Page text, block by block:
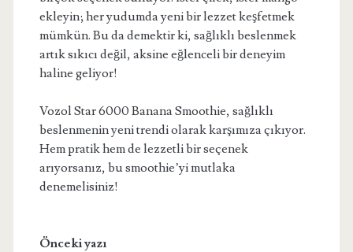
ekleyin; her yudumda yeni bir lezzet keşfetmek
mümkün. Bu da demektir ki, sağlıklı beslenmek
artık sıkıcı değil, aksine eğlenceli bir deneyim
haline geliyor!
Vozol Star 6000 Banana Smoothie, sağlıklı
beslenmenin yeni trendi olarak karşımıza çıkıyor.
Hem pratik hem de lezzetli bir seçenek
arıyorsanız, bu smoothie’yi mutlaka
denemelisiniz!
Önceki yazı